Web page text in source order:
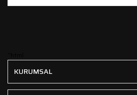
KURUMSAL